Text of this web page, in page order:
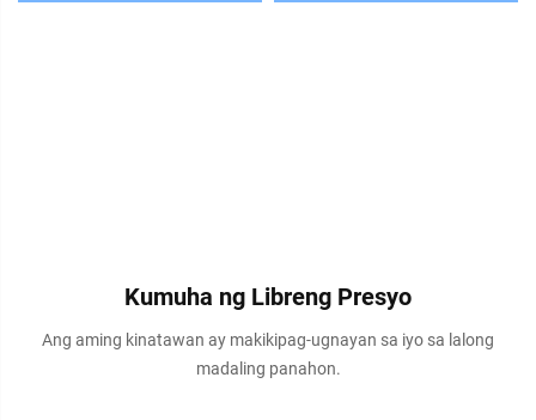
Kumuha ng Libreng Presyo
Ang aming kinatawan ay makikipag-ugnayan sa iyo sa lalong
madaling panahon.